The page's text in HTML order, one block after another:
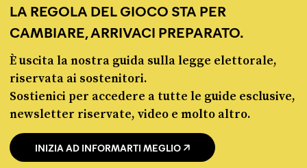
LA REGOLA DEL GIOCO STA PER
CAMBIARE, ARRIVACI PREPARATO.
È uscita la nostra guida sulla legge elettorale,
riservata ai sostenitori.
Sostienici per accedere a tutte le guide esclusive,
newsletter riservate, video e molto altro.
INIZIA AD INFORMARTI MEGLIO
© Pagella Politica 2012 - 2026
Pagella Politica è una testata registrata presso il Tribunale di Milano, n. 55 del 8
marzo 2021. ISSN 2974-9387
Privacy policy Cookie policy